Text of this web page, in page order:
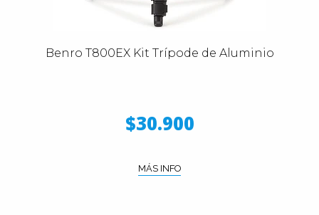
Benro T800EX Kit Trípode de Aluminio
$30.900
MÁS INFO